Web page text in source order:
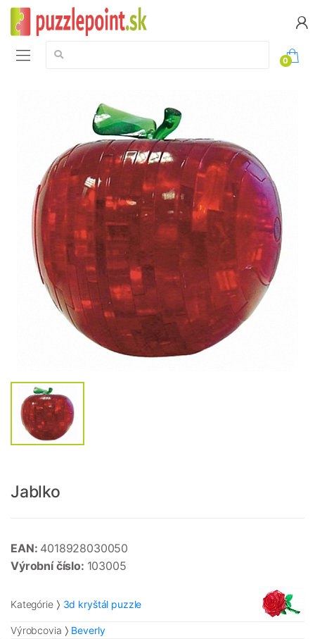
Vyhledávání:
0
Jablko
EAN: 4018928030050
Výrobní číslo: 103005
Kategórie 3d kryštál puzzle
Výrobcovia Beverly